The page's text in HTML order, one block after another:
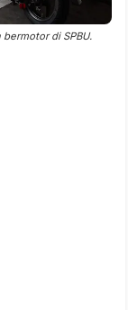
di SPBU.